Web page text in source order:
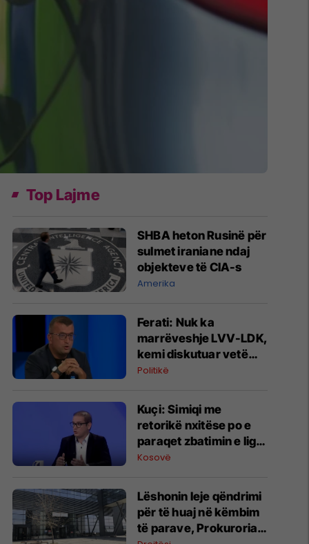
Top Lajme
SHBA heton Rusinë për
sulmet iraniane ndaj
objekteve të CIA-s
Amerika
Ferati: Nuk ka
marrëveshje LVV-LDK,
kemi diskutuar vetëm
për parime
Politikë
Kuçi: Simiqi me
retorikë nxitëse po e
paraqet zbatimin e ligjit
në veri si "spastrim
Kosovë
Lëshonin leje qëndrimi
për të huaj në këmbim
të parave, Prokuroria